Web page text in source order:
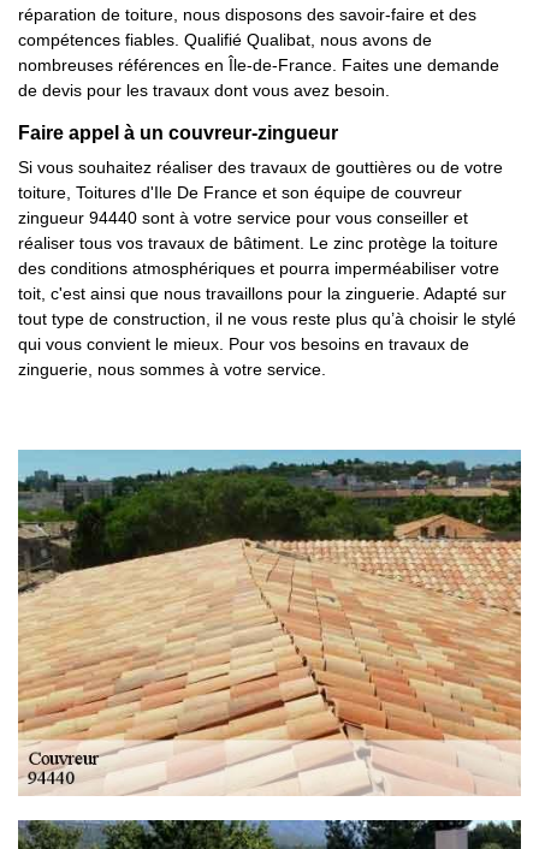
réparation de toiture, nous disposons des savoir-faire et des
compétences fiables. Qualifié Qualibat, nous avons de
nombreuses références en Île-de-France. Faites une demande
de devis pour les travaux dont vous avez besoin.
Faire appel à un couvreur-zingueur
Si vous souhaitez réaliser des travaux de gouttières ou de votre
toiture, Toitures d'Ile De France et son équipe de couvreur
zingueur 94440 sont à votre service pour vous conseiller et
réaliser tous vos travaux de bâtiment. Le zinc protège la toiture
des conditions atmosphériques et pourra imperméabiliser votre
toit, c'est ainsi que nous travaillons pour la zinguerie. Adapté sur
tout type de construction, il ne vous reste plus qu’à choisir le stylé
qui vous convient le mieux. Pour vos besoins en travaux de
zinguerie, nous sommes à votre service.